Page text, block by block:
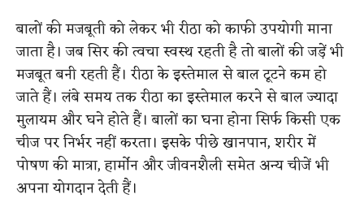
बालों की मजबूती को लेकर भी रीठा को काफी उपयोगी माना
जाता है। जब सिर की त्वचा स्वस्थ रहती है तो बालों की जड़ें भी
मजबूत बनी रहती हैं। रीठा के इस्तेमाल से बाल टूटने कम हो
जाते हैं। लंबे समय तक रीठा का इस्तेमाल करने से बाल ज्यादा
मुलायम और घने होते हैं। बालों का घना होना सिर्फ किसी एक
चीज पर निर्भर नहीं करता। इसके पीछे खानपान, शरीर में
पोषण की मात्रा, हार्मोन और जीवनशैली समेत अन्य चीजें भी
अपना योगदान देती हैं।